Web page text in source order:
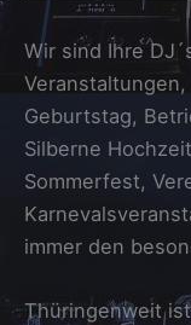
Wir sind Ihre
Geburtstag,
Silberne
Sommerfest,
immer den
Thüringenweit